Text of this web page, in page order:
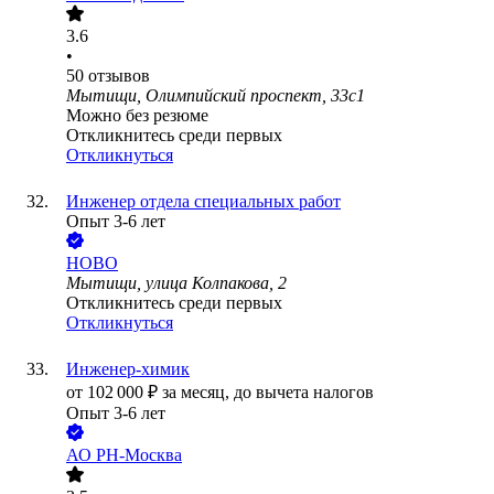
3.6
•
50 отзывов
Мытищи, Олимпийский проспект, 33с1
Можно без резюме
Откликнитесь среди первых
Откликнуться
Инженер отдела специальных работ
Опыт 3-6 лет
НОВО
Мытищи, улица Колпакова, 2
Откликнитесь среди первых
Откликнуться
Инженер-химик
от 102 000 ₽ за месяц, до вычета налогов
Опыт 3-6 лет
АО РН-Москва